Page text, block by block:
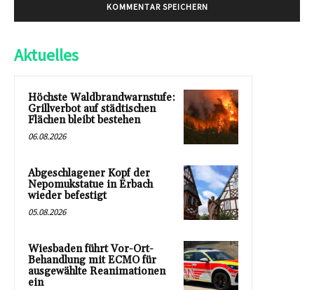
Aktuelles
Höchste Waldbrandwarnstufe:
Grillverbot auf städtischen
Flächen bleibt bestehen
06.08.2026
Abgeschlagener Kopf der
Nepomukstatue in Erbach
wieder befestigt
05.08.2026
Wiesbaden führt Vor-Ort-
Behandlung mit ECMO für
ausgewählte Reanimationen
ein